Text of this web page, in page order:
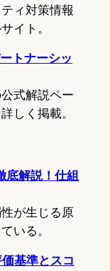
ィ対策情報
イト。
トナーシッ
式解説ペー
しく掲載。
底解説！仕組
が生じる原
いる。
基準とスコ